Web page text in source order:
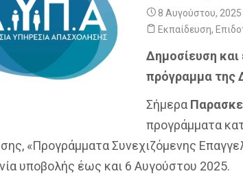
8 Αυγούστου, 2025
Εκπαίδευση,
Δημοσίευση
πρόγραμμα της
Σήμερα
προγράμματα
«Προγράμματα Συνεχιζόμενης
υποβολής έως και 6 Αυγούστου 2025.